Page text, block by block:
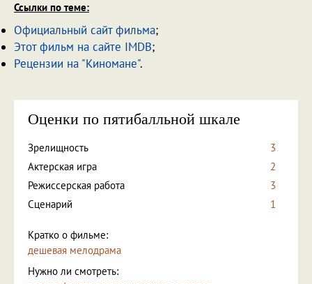
Ссылки по теме:
Официальный сайт фильма;
Этот фильм на сайте IMDB;
Рецензии на "Киномане".
Оценки по пятибалльной шкале
Зрелищность
3
Актерская игра
2
Режиссерская работа
3
Сценарий
1
Кратко о фильме:
дешевая мелодрама
Нужно ли смотреть: